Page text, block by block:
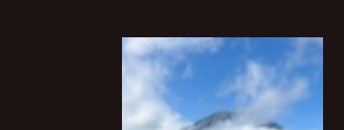
ビ
ゲ
ー